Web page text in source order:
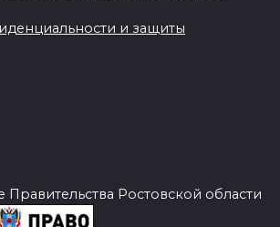
и защиты
Ростовской области